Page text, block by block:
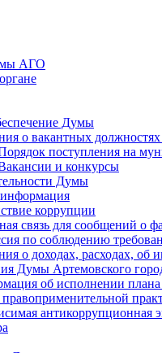
АГО
Думы
о вакантных
поступления на
и конкурсы
Думы
коррупции
связь для сообщений о
по соблюдению
о доходах, расходах, об
Думы Артемовского
об исполнении
антикоррупционная